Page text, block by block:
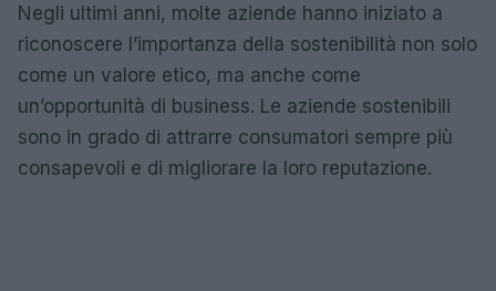
Negli ultimi anni, molte aziende hanno iniziato a
riconoscere l’importanza della sostenibilità non solo
come un valore etico, ma anche come
un’opportunità di business. Le aziende sostenibili
sono in grado di attrarre consumatori sempre più
consapevoli e di migliorare la loro reputazione.